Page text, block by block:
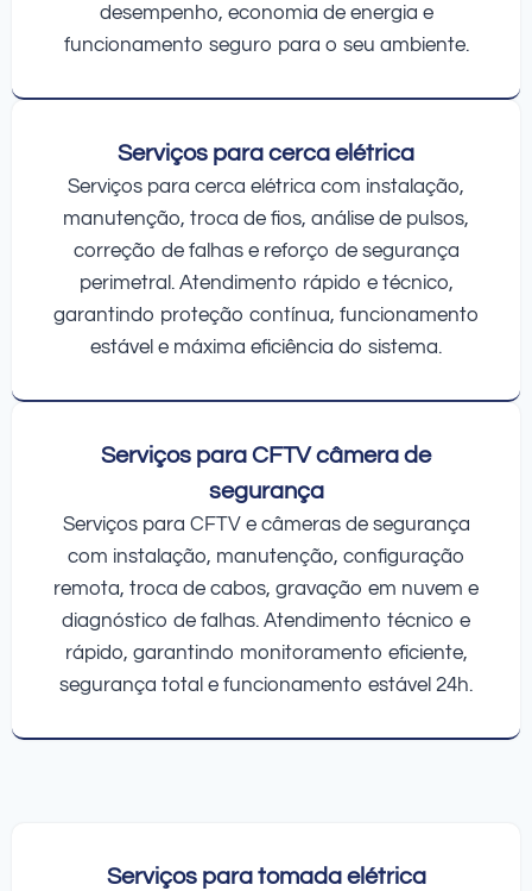
desempenho, economia de energia e
funcionamento seguro para o seu ambiente.
Serviços para cerca elétrica
Serviços para cerca elétrica com instalação,
manutenção, troca de fios, análise de pulsos,
correção de falhas e reforço de segurança
perimetral. Atendimento rápido e técnico,
garantindo proteção contínua, funcionamento
estável e máxima eficiência do sistema.
Serviços para CFTV câmera de
segurança
Serviços para CFTV e câmeras de segurança
com instalação, manutenção, configuração
remota, troca de cabos, gravação em nuvem e
diagnóstico de falhas. Atendimento técnico e
rápido, garantindo monitoramento eficiente,
segurança total e funcionamento estável 24h.
Serviços para tomada elétrica